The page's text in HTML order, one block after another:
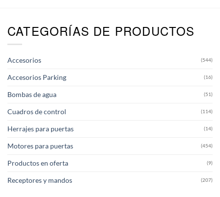
Las
opciones
la
producto
CATEGORÍAS DE PRODUCTOS
Accesorios (544)
Accesorios Parking (16)
Bombas de agua (51)
Cuadros de control (114)
Herrajes para puertas (14)
Motores para puertas (454)
Productos en oferta (9)
Receptores y mandos (207)